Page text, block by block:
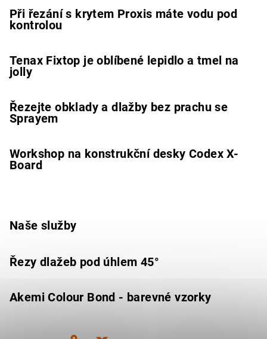
Při řezání s krytem Proxis máte vodu pod
kontrolou
Tenax Fixtop je oblíbené lepidlo a tmel na
jolly
Řezejte obklady a dlažby bez prachu se
Sprayem
Workshop na konstrukční desky Codex X-
Board
Naše služby
Řezy dlažeb pod úhlem 45°
Akemi Colour Bond - barevné vzorky